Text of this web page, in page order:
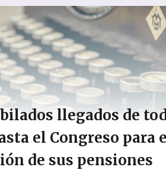
llegados de
el Congreso para
de sus pensiones